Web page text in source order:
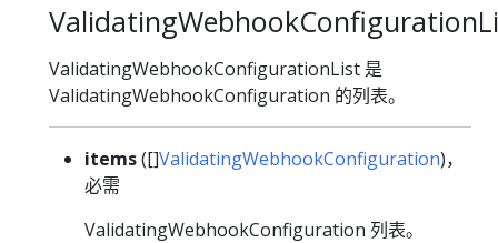
ValidatingWebhookConfigurationList 是
ValidatingWebhookConfiguration 的列表。
items([]ValidatingWebhookConfiguration)，
必需
ValidatingWebhookConfiguration 列表。